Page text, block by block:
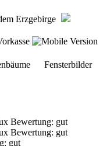
Erzgebirge
Fensterbilder